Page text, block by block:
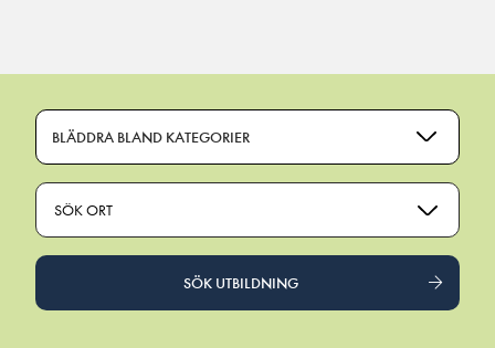
BLÄDDRA BLAND KATEGORIER
SÖK ORT
SÖK UTBILDNING